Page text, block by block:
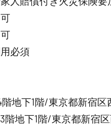
必須
地下1階/東京都新宿区
階地下1階/東京都新宿